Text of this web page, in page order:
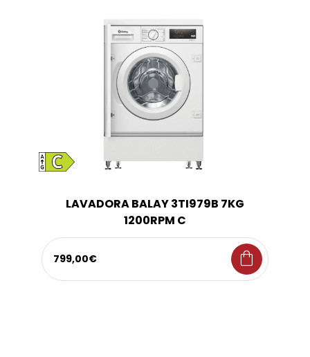
LAVADORA BALAY 3TI979B 7KG
1200RPM C
799,00€ shopping_bag